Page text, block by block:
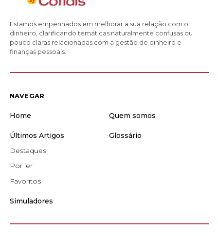
Estamos empenhados em melhorar a sua relação com o
dinheiro, clarificando temáticas naturalmente confusas ou
pouco claras relacionadas com a gestão de dinheiro e
finanças pessoais.
NAVEGAR
Home Quem somos
Últimos Artigos
Destaques
Por ler
Favoritos
Glossário
Simuladores